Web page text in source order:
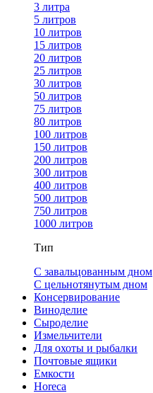
3 литра
5 литров
10 литров
15 литров
20 литров
25 литров
30 литров
50 литров
75 литров
80 литров
100 литров
150 литров
200 литров
300 литров
400 литров
500 литров
750 литров
1000 литров
Тип
С завальцованным дном
С цельнотянутым дном
Консервирование
Виноделие
Сыроделие
Измельчители
Для охоты и рыбалки
Почтовые ящики
Емкости
Horeca